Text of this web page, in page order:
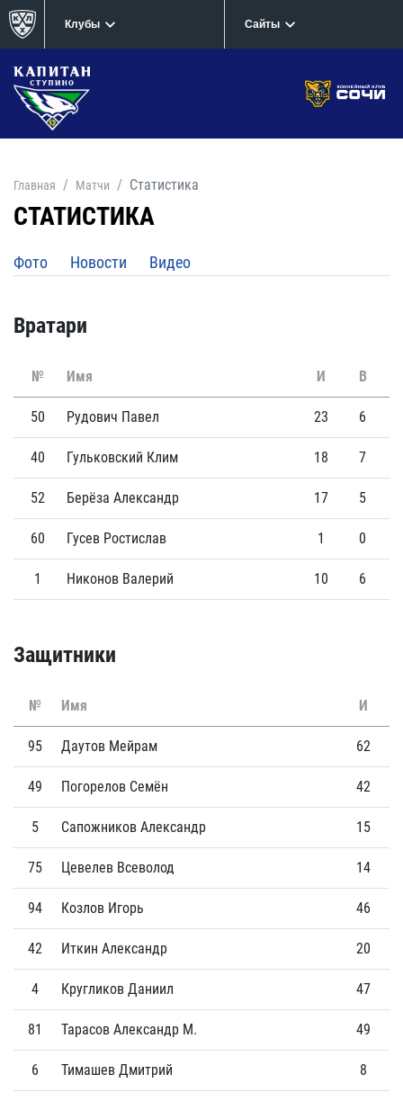
Клубы Сайты
Главная Матчи Статистика
СТАТИСТИКА
Фото Новости Видео
Вратари
№ Имя И В
50 Рудович Павел 23 6
40 Гульковский Клим 18 7
52 Берёза Александр 17 5
60 Гусев Ростислав 1 0
1 Никонов Валерий 10 6
Защитники
№ Имя И
95 Даутов Мейрам 62
49 Погорелов Семён 42
5 Сапожников Александр 15
75 Цевелев Всеволод 14
94 Козлов Игорь 46
42 Иткин Александр 20
4 Кругликов Даниил 47
81 Тарасов Александр М. 49
6 Тимашев Дмитрий 8